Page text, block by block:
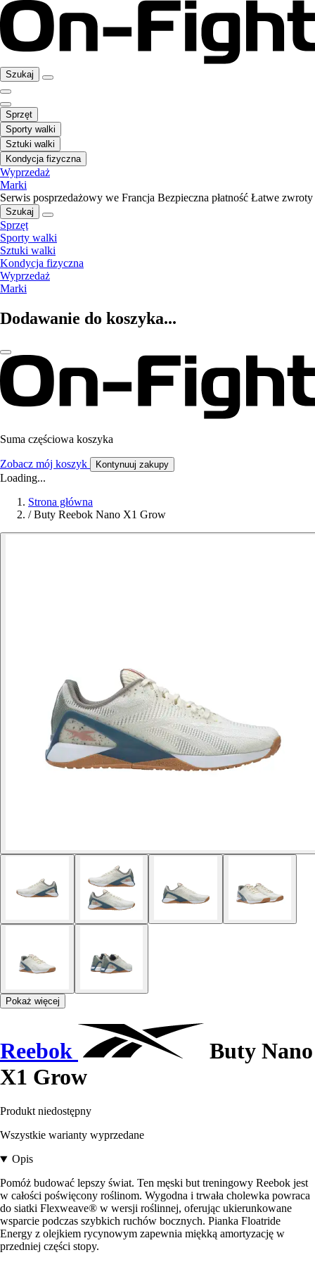
Szukaj
Sprzęt
Sporty walki
Sztuki walki
Kondycja fizyczna
Wyprzedaż
Marki
Serwis posprzedażowy we Francja Bezpieczna płatność Łatwe zwroty
Szukaj
Sprzęt
Sporty walki
Sztuki walki
Kondycja fizyczna
Wyprzedaż
Marki
Dodawanie do koszyka...
Suma częściowa koszyka
Zobacz mój koszyk Kontynuuj zakupy
Loading...
Strona główna
/ Buty Reebok Nano X1 Grow
Pokaż więcej
Reebok
Buty Nano
X1 Grow
Produkt niedostępny
Wszystkie warianty wyprzedane
Opis
Pomóż budować lepszy świat. Ten męski but treningowy Reebok jest
w całości poświęcony roślinom. Wygodna i trwała cholewka powraca
do siatki Flexweave® w wersji roślinnej, oferując ukierunkowane
wsparcie podczas szybkich ruchów bocznych. Pianka Floatride
Energy z olejkiem rycynowym zapewnia miękką amortyzację w
przedniej części stopy.